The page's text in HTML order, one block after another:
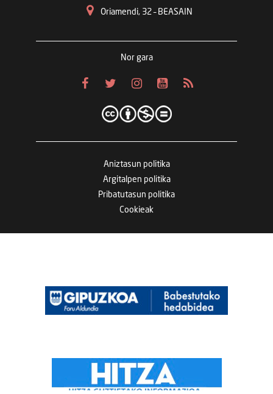
Oriamendi, 32 – BEASAIN
Nor gara
Aniztasun politika
Argitalpen politika
Pribatutasun politika
Cookieak